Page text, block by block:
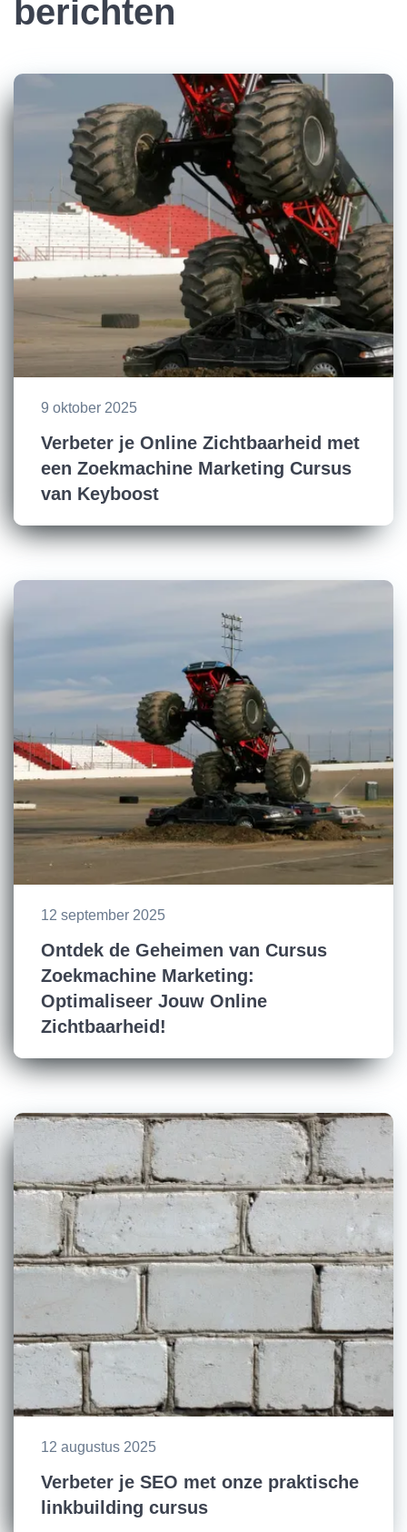
berichten
9 oktober 2025
Verbeter je Online Zichtbaarheid met
een Zoekmachine Marketing Cursus
van Keyboost
12 september 2025
Ontdek de Geheimen van Cursus
Zoekmachine Marketing:
Optimaliseer Jouw Online
Zichtbaarheid!
12 augustus 2025
Verbeter je SEO met onze praktische
linkbuilding cursus